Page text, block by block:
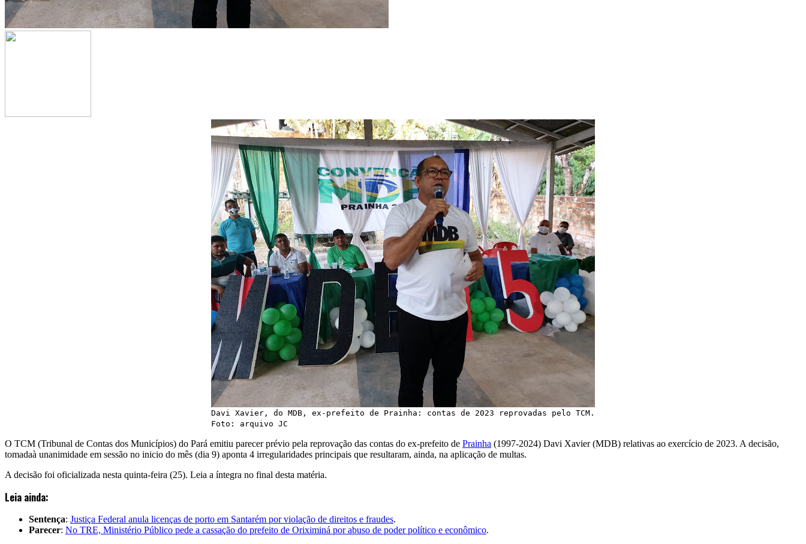
Davi Xavier, do MDB, ex-prefeito de Prainha: contas de 2023 reprovadas pelo TCM.
Foto: arquivo JC
O TCM (Tribunal de Contas dos Municípios) do Pará emitiu parecer prévio pela reprovação das contas do ex-prefeito de Prainha (1997-2024) Davi Xavier (MDB) relativas ao exercício de 2023. A decisão,
tomadaà unanimidade em sessão no inicio do mês (dia 9) aponta 4 irregularidades principais que resultaram, ainda, na aplicação de multas.
A decisão foi oficializada nesta quinta-feira (25). Leia a íntegra no final desta matéria.
Leia ainda:
Sentença: Justiça Federal anula licenças de porto em Santarém por violação de direitos e fraudes.
Parecer: No TRE, Ministério Público pede a cassação do prefeito de Oriximiná por abuso de poder político e econômico.